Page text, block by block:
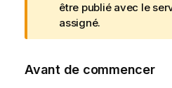
n
f
o
m
être publié avec le
assigné.
Avant de commencer